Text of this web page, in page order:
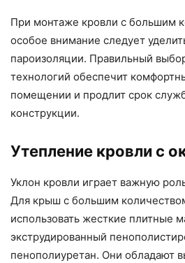
При монтаже кровли с большим
особое внимание следует
пароизоляции. Правильный
технологий обеспечит
помещении и продлит срок
конструкции.
Утепление кровли с
Уклон кровли играет важную
Для крыш с большим
использовать жесткие плитные
экструдированный
пенополиуретан. Они обладают